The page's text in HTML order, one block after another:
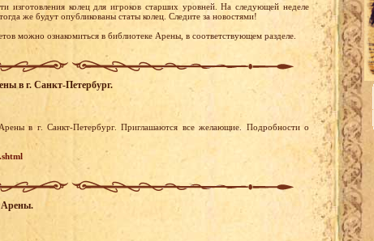
изготовления колец для игроков старших уровней. На следующей неделе
же будут опубликованы статы колец. Следите за новостями!
можно ознакомиться в библиотеке Арены, в соответствующем разделе.
в г. Санкт-Петербург.
в г. Санкт-Петербург. Приглашаются все желающие. Подробности о
Арены.